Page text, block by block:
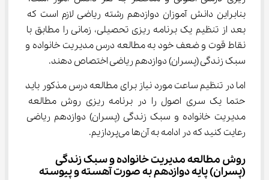
بنابراین دانش آموزان دوازدهم رشته ریاضی لازم است که
بعد از تنظیم یک برنامه ریزی تحصیلی، زمانی را مطابق با
نقاط قوت و ضعف خود به مطالعه درس مدیریت خانواده و
سبک زندگی (پسران) دوازدهم ریاضی اختصاص دهند.
اما در تنظیم ساعت مورد نیاز برای مطالعه درس مذکور باید
حتما یک سری اصول را در برنامه‌ ریزی روش مطالعه
مدیریت خانواده و سبک زندگی (پسران) دوازدهم ریاضی
رعایت کنید که در ادامه به آن‌ها می‌پردازیم.
روش مطالعه مدیریت خانواده و سبک زندگی
(پسران) پایه دوازدهم به صورت آهسته و پیوسته